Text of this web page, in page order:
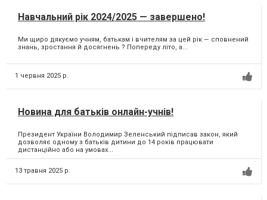
Навчальний рік 2024/2025 — завершено!
Ми щиро дякуємо учням, батькам і вчителям за цей рік — сповнений
знань, зростання й досягнень ? Попереду літо, а...
1 червня 2025 р.
Новина для батьків онлайн-учнів!
Президент України Володимир Зеленський підписав закон, який
дозволяє одному з батьків дитини до 14 років працювати
дистанційно або на умовах...
13 травня 2025 р.